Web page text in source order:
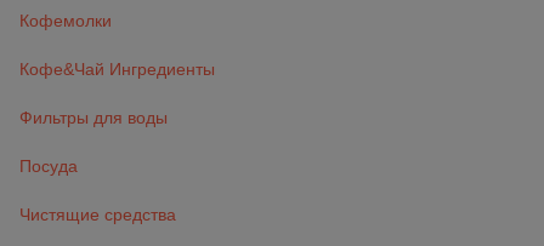
Кофемолки
Кофе&Чай Ингредиенты
Фильтры для воды
Посуда
Чистящие средства